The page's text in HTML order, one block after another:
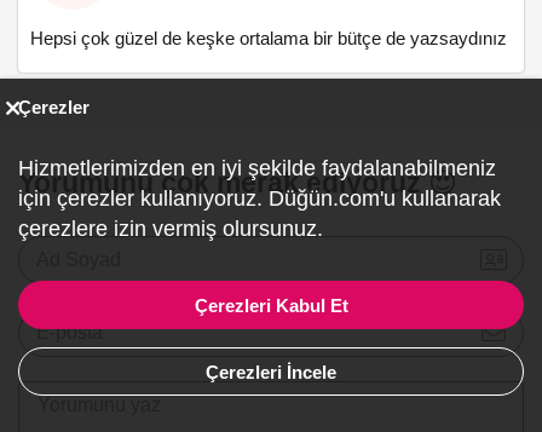
Hepsi çok güzel de keşke ortalama bir bütçe de yazsaydınız
Yorumunu çok merak ediyoruz 😍
E-posta
Çerezler
Hizmetlerimizden en iyi şekilde faydalanabilmeniz
için çerezler kullanıyoruz. Düğün.com'u kullanarak
çerezlere izin vermiş olursunuz.
Çerezleri Kabul Et
Çerezleri İncele